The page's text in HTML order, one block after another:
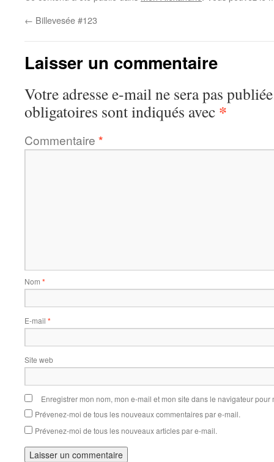
← Billevesée #123
Laisser un commentaire
Votre adresse e-mail ne sera pas
obligatoires sont indiqués avec *
Commentaire *
Nom *
E-mail *
Site web
Enregistrer mon nom, mon e-mail et mon site dans le navigateur
Prévenez-moi de tous les nouveaux commentaires par e-mail.
Prévenez-moi de tous les nouveaux articles par e-mail.